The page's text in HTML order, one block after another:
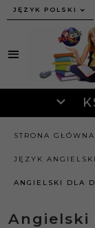
JĘZYK POLSKI
STRONA GŁÓWNA
JĘZYK ANGIELSKI
ANGIELSKI DLA
Angielski